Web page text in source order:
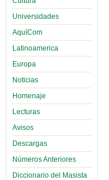
Universidades
AquíCom
Latinoamerica
Europa
Noticias
Homenaje
Lecturas
Avisos
Descargas
Números Anteriores
Diccionario del Masista